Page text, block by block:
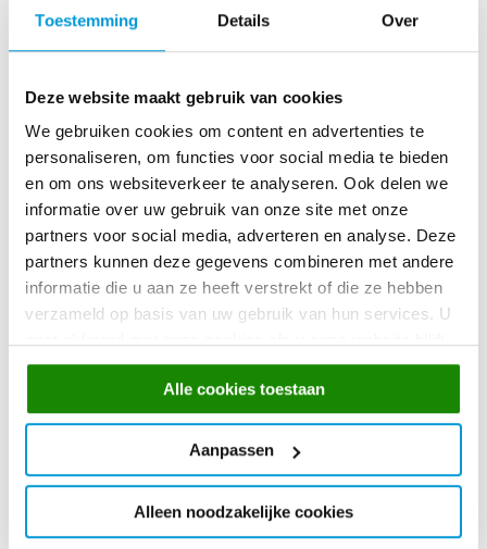
Toestemming Details Over
Deze website maakt gebruik van cookies
We gebruiken cookies om content en advertenties te
personaliseren, om functies voor social media te bieden
en om ons websiteverkeer te analyseren. Ook delen we
informatie over uw gebruik van onze site met onze
partners voor social media, adverteren en analyse. Deze
partners kunnen deze gegevens combineren met andere
informatie die u aan ze heeft verstrekt of die ze hebben
verzameld op basis van uw gebruik van hun services. U
gebruiken.
Alle cookies toestaan
Aanpassen
Alleen noodzakelijke cookies
aan het lichaam door eenoptimale verdelingvan het
lichaamsgewicht.
Pocketveringmatrassen staan bekend om haar
vochtregulerende eigenschap
HOEVEELHEID POCKETVEREN PER VIERKANTE METER
Pocketveringmatrassen zijn verkrijgbaar met verschillende
aantallen pocketveren per vierkante meter. De meeste
pocketveringmatrassen hebben een kern van 300, 350, 500 of
zelfs 1000 pocketveren per vierkante meter. Over het
algemeen geldt: hoe meer veren er per vierkante meter in het
matras zitten, hoe beter het lichaamsgewicht verdeeld wordt
over het matras. Verder wordt er ook nog onderscheid
gemaakt tussen verschillende zones en kun je nog kiezen voor
gewicht hebt tot 85 kilo enfirmkies je wanneer je meer weegt
dan 85 kilo of als je gewoon iets steviger wil liggen.
COMFORTZONES VAN EEN POCKETVERINGMATRAS
Voor een optimaal slaapcomfort zijn de pocketveren in